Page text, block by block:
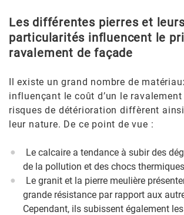
Les différentes pierres et leurs
particularités influencent le
ravalement de façade
Il existe un grand nombre de
influençant le coût d’un le
risques de détérioration diffèrent
leur nature. De ce point de vue :
Le calcaire a tendance à subir des
de la pollution et des chocs
Le granit et la pierre meulière
grande résistance par rapport aux
Cependant, ils subissent également